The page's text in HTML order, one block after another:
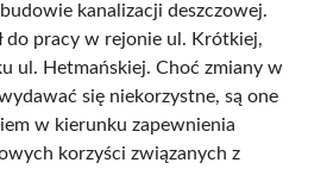
kanalizacji deszczowej.
do pracy w rejonie ul. Krótkiej,
ul. Hetmańskiej. Choć zmiany w
się niekorzystne, są one
w kierunku zapewnienia
korzyści związanych z